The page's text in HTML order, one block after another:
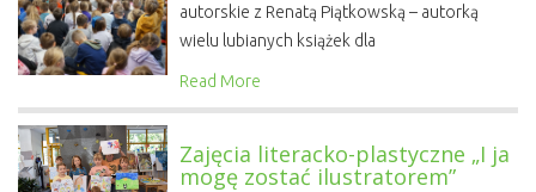
autorskie z Renatą Piątkowską – autorką
wielu lubianych książek dla
Read More
Zajęcia literacko-plastyczne „I ja
mogę zostać ilustratorem”